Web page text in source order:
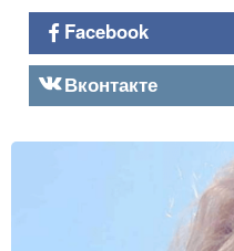
Facebook
Вконтакте